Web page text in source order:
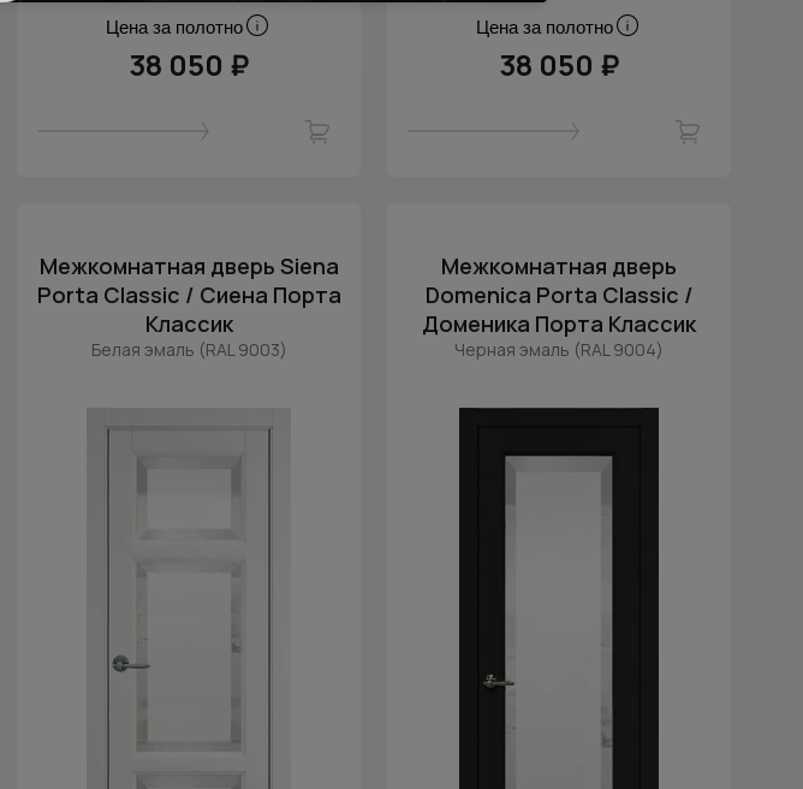
Цена за полотно
38 050 ₽
Цена за полотно
38 050 ₽
Межкомнатная дверь Siena
Porta Classic / Сиена Порта
Классик
Белая эмаль (RAL 9003)
Межкомнатная дверь
Domenica Porta Classic /
Доменика Порта Классик
Черная эмаль (RAL 9004)